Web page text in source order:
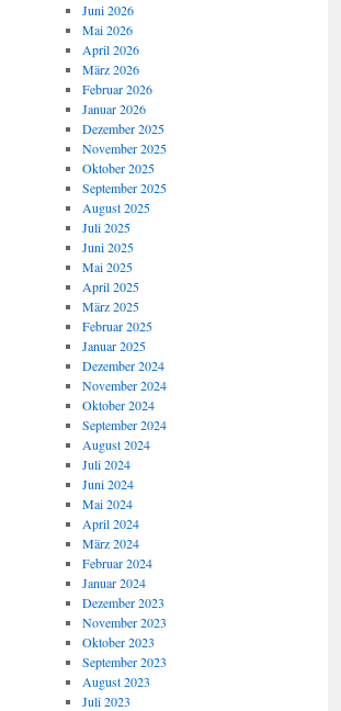
Juni 2026
Mai 2026
April 2026
März 2026
Februar 2026
Januar 2026
Dezember 2025
November 2025
Oktober 2025
September 2025
August 2025
Juli 2025
Juni 2025
Mai 2025
April 2025
März 2025
Februar 2025
Januar 2025
Dezember 2024
November 2024
Oktober 2024
September 2024
August 2024
Juli 2024
Juni 2024
Mai 2024
April 2024
März 2024
Februar 2024
Januar 2024
Dezember 2023
November 2023
Oktober 2023
September 2023
August 2023
Juli 2023